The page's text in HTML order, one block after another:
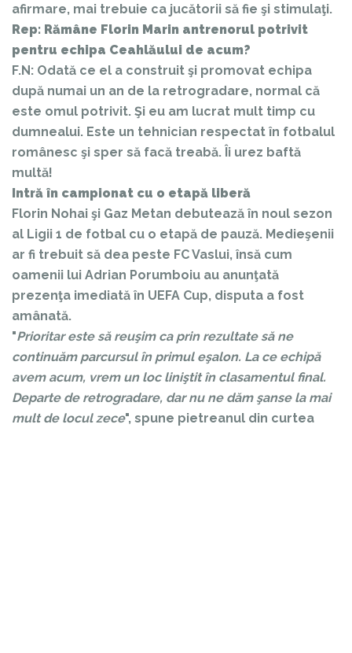
afirmare, mai trebuie ca jucătorii să fie şi stimulaţi.
Rep: Rămâne Florin Marin antrenorul potrivit
pentru echipa Ceahlăului de acum?
F.N: Odată ce el a construit şi promovat echipa
după numai un an de la retrogradare, normal că
este omul potrivit. Şi eu am lucrat mult timp cu
dumnealui. Este un tehnician respectat în fotbalul
românesc şi sper să facă treabă. Îi urez baftă
multă!
Intră în campionat cu o etapă liberă
Florin Nohai şi Gaz Metan debutează în noul sezon
al Ligii 1 de fotbal cu o etapă de pauză. Medieşenii
ar fi trebuit să dea peste FC Vaslui, însă cum
oamenii lui Adrian Porumboiu au anunţată
prezenţa imediată în UEFA Cup, disputa a fost
amânată.
"Prioritar este să reuşim ca prin rezultate să ne
continuăm parcursul în primul eşalon. La ce echipă
avem acum, vrem un loc liniştit în clasamentul final.
Departe de retrogradare, dar nu ne dăm şanse la mai
mult de locul zece", spune pietreanul din curtea